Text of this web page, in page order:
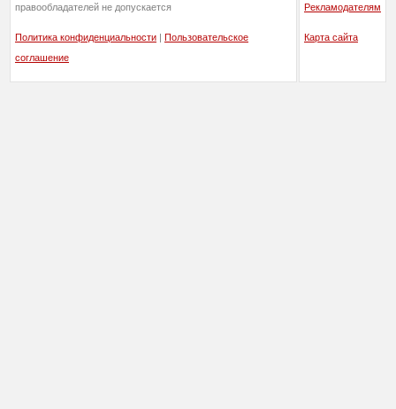
правообладателей не допускается
Политика конфиденциальности | Пользовательское
соглашение
Рекламодателям
Карта сайта